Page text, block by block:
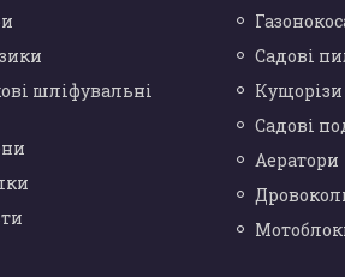
шліфувальні
Садові
Садові
Аератори